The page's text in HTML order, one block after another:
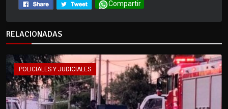
Compartir
RELACIONADAS
POLICIALES Y JUDICIALES